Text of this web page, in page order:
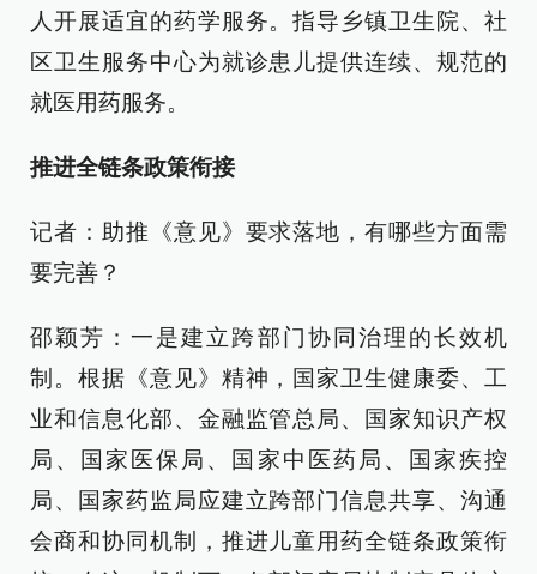
人开展适宜的药学服务。指导乡镇卫生院、社
区卫生服务中心为就诊患儿提供连续、规范的
就医用药服务。
推进全链条政策衔接
记者：助推《意见》要求落地，有哪些方面需
要完善？
邵颖芳：一是建立跨部门协同治理的长效机
制。根据《意见》精神，国家卫生健康委、工
业和信息化部、金融监管总局、国家知识产权
局、国家医保局、国家中医药局、国家疾控
局、国家药监局应建立跨部门信息共享、沟通
会商和协同机制，推进儿童用药全链条政策衔